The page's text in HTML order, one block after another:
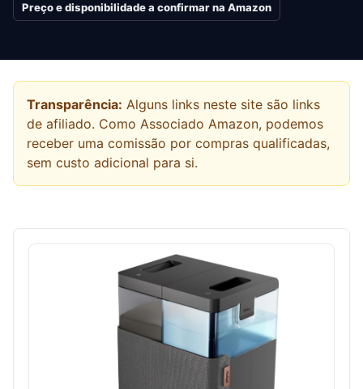
Preço e disponibilidade a confirmar na Amazon
Transparência: Alguns links neste site são links
de afiliado. Como Associado Amazon, podemos
receber uma comissão por compras qualificadas,
sem custo adicional para si.